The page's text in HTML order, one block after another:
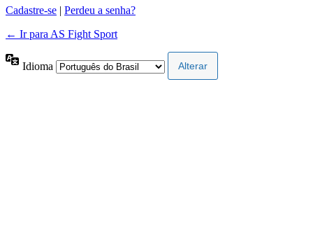
Cadastre-se | Perdeu a senha?
← Ir para AS Fight Sport
Idioma